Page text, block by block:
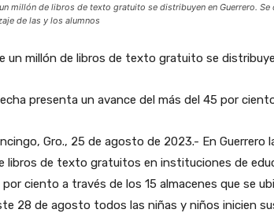
millón de libros de texto gratuito se distribuyen en Guerrero.
de las y los alumnos
un millón de libros de texto gratuito se
presenta un avance del más del 45 por
Gro., 25 de agosto de 2023.- En
libros de texto gratuitos en instituciones de
por ciento a través de los 15 almacenes que se
28 de agosto todos las niñas y niños inicien